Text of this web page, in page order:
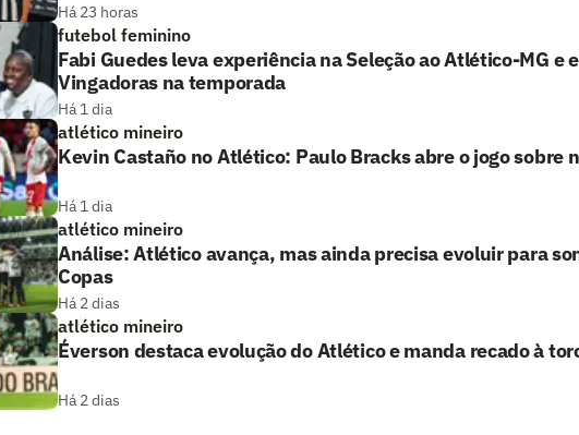
Há 23 horas
futebol feminino
Fabi Guedes leva experiência na Seleção ao Atlético-MG e
Vingadoras na temporada
Há 1 dia
atlético mineiro
Kevin Castaño no Atlético: Paulo Bracks abre o jogo sobre
Há 1 dia
atlético mineiro
Análise: Atlético avança, mas ainda precisa evoluir para
Copas
Há 2 dias
atlético mineiro
Éverson destaca evolução do Atlético e manda recado à
Há 2 dias